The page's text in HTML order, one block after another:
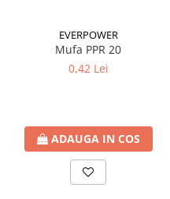
Radiatoare/Calorifere Brise
Heizkorper
- Profil Rotund
RADIATOARE DE BAIE DIN OTEL
Radiatoare din aluminiu
EVERPOWER
Mufa PPR 20
0,42 Lei
ADAUGA IN COS